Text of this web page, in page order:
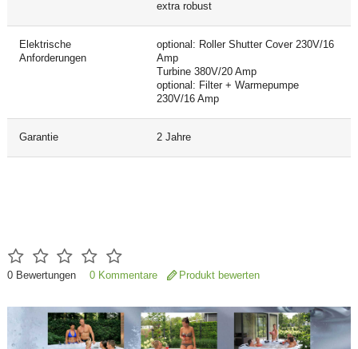
extra robust
Elektrische
Anforderungen
optional: Roller Shutter Cover 230V/16
Amp
Turbine 380V/20 Amp
optional: Filter + Warmepumpe
230V/16 Amp
Garantie 2 Jahre
0Bewertungen 0 Kommentare Produkt bewerten